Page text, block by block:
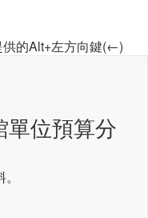
供的Alt+左方向鍵(←)
單位預算分